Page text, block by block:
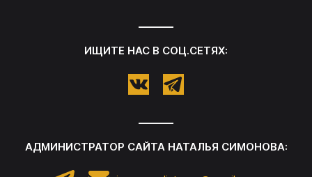
ИЩИТЕ НАС В СОЦ.СЕТЯХ:
АДМИНИСТРАТОР САЙТА НАТАЛЬЯ СИМОНОВА: